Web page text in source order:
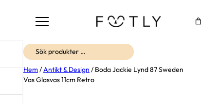
Sök
Hem / Antikt & Design / Boda Jackie Lynd 87 Sweden
Vas Glasvas 11cm Retro